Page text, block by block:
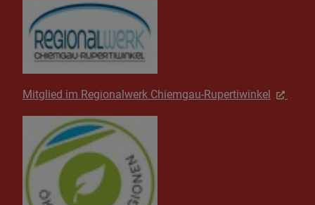
Mitglied im Regionalwerk Chiemgau-Rupertiwinkel